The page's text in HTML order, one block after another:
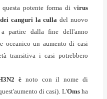
questa potente forma di virus
canguri la culladel nuovo
partire dalla fine dell'anno
oceanico un aumento di casi
transitiva i casi potrebbero
è noto con il nome di
di casi). L'Omsha